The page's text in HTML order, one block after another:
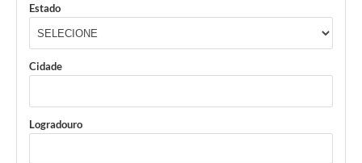
Estado
Cidade
Logradouro